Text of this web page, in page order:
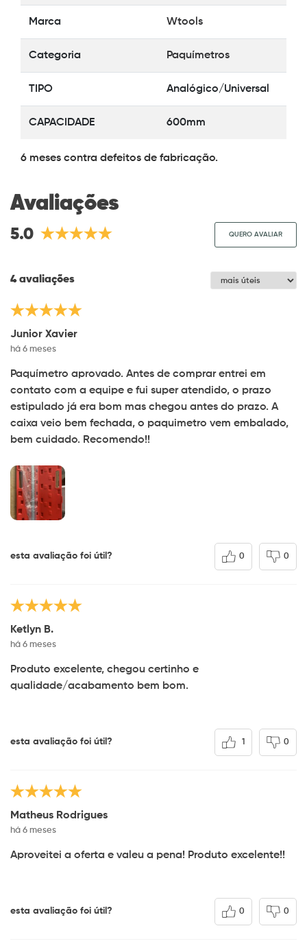
Marca Wtools
Categoria Paquímetros
TIPO Analógico/Universal
CAPACIDADE 600mm
6 meses contra defeitos de fabricação.
Avaliações
5.0 QUERO AVALIAR
4 avaliações
Junior Xavier
há 6 meses
Paquímetro aprovado. Antes de comprar entrei em
contato com a equipe e fui super atendido, o prazo
estipulado já era bom mas chegou antes do prazo. A
caixa veio bem fechada, o paquimetro vem embalado,
bem cuidado. Recomendo!!
esta avaliação foi útil? 0 0
Ketlyn B.
há 6 meses
Produto excelente, chegou certinho e
qualidade/acabamento bem bom.
esta avaliação foi útil? 1 0
Matheus Rodrigues
há 6 meses
Aproveitei a oferta e valeu a pena! Produto excelente!!
esta avaliação foi útil? 0 0